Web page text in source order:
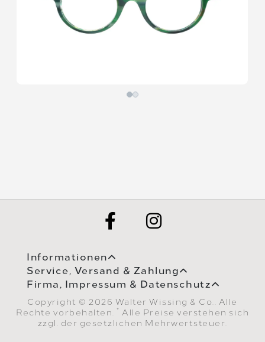
Informationen
Service, Versand & Zahlung
Firma, Impressum & Datenschutz
Copyright © 2026 Walter Wissing & Co.. Alle
Rechte vorbehalten.
* Alle Preise verstehen sich
zzgl. der gesetzlichen Mehrwertsteuer.